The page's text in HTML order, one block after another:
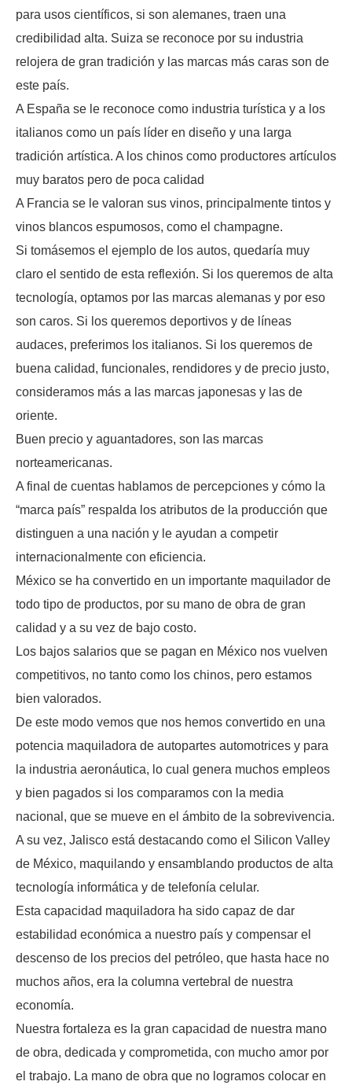
para usos científicos, si son alemanes, traen una
credibilidad alta. Suiza se reconoce por su industria
relojera de gran tradición y las marcas más caras son de
este país.
A España se le reconoce como industria turística y a los
italianos como un país líder en diseño y una larga
tradición artística. A los chinos como productores artículos
muy baratos pero de poca calidad
A Francia se le valoran sus vinos, principalmente tintos y
vinos blancos espumosos, como el champagne.
Si tomásemos el ejemplo de los autos, quedaría muy
claro el sentido de esta reflexión. Si los queremos de alta
tecnología, optamos por las marcas alemanas y por eso
son caros. Si los queremos deportivos y de líneas
audaces, preferimos los italianos. Si los queremos de
buena calidad, funcionales, rendidores y de precio justo,
consideramos más a las marcas japonesas y las de
oriente.
Buen precio y aguantadores, son las marcas
norteamericanas.
A final de cuentas hablamos de percepciones y cómo la
“marca país” respalda los atributos de la producción que
distinguen a una nación y le ayudan a competir
internacionalmente con eficiencia.
México se ha convertido en un importante maquilador de
todo tipo de productos, por su mano de obra de gran
calidad y a su vez de bajo costo.
Los bajos salarios que se pagan en México nos vuelven
competitivos, no tanto como los chinos, pero estamos
bien valorados.
De este modo vemos que nos hemos convertido en una
potencia maquiladora de autopartes automotrices y para
la industria aeronáutica, lo cual genera muchos empleos
y bien pagados si los comparamos con la media
nacional, que se mueve en el ámbito de la sobrevivencia.
A su vez, Jalisco está destacando como el Silicon Valley
de México, maquilando y ensamblando productos de alta
tecnología informática y de telefonía celular.
Esta capacidad maquiladora ha sido capaz de dar
estabilidad económica a nuestro país y compensar el
descenso de los precios del petróleo, que hasta hace no
muchos años, era la columna vertebral de nuestra
economía.
Nuestra fortaleza es la gran capacidad de nuestra mano
de obra, dedicada y comprometida, con mucho amor por
el trabajo. La mano de obra que no logramos colocar en